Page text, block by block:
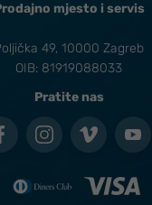
mjesto i servis
49, 10000 Zagreb
OIB: 81919088033
Pratite nas